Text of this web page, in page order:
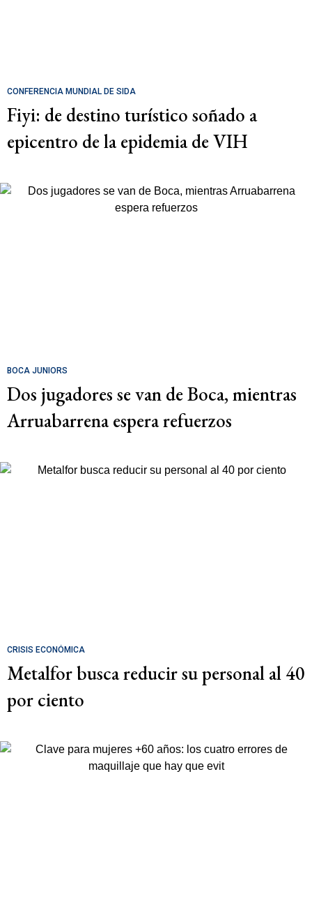
CONFERENCIA MUNDIAL DE SIDA
Fiyi: de destino turístico soñado a
epicentro de la epidemia de VIH
BOCA JUNIORS
Dos jugadores se van de Boca, mientras
Arruabarrena espera refuerzos
CRISIS ECONÓMICA
Metalfor busca reducir su personal al 40
por ciento